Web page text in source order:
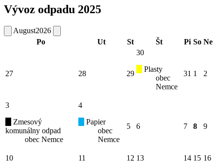
Vývoz odpadu 2025
August2026
Po
Ut St Št Pi So Ne
27 28 29
30
Plasty
obec
Nemce
31 1 2
3
Zmesový
komunálny odpad
obec Nemce
4
Papier
obec
Nemce
5 6 7 8 9
10 11 12 13 14 15 16